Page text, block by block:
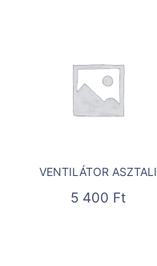
VENTILÁTOR ASZTALI
5 400 Ft